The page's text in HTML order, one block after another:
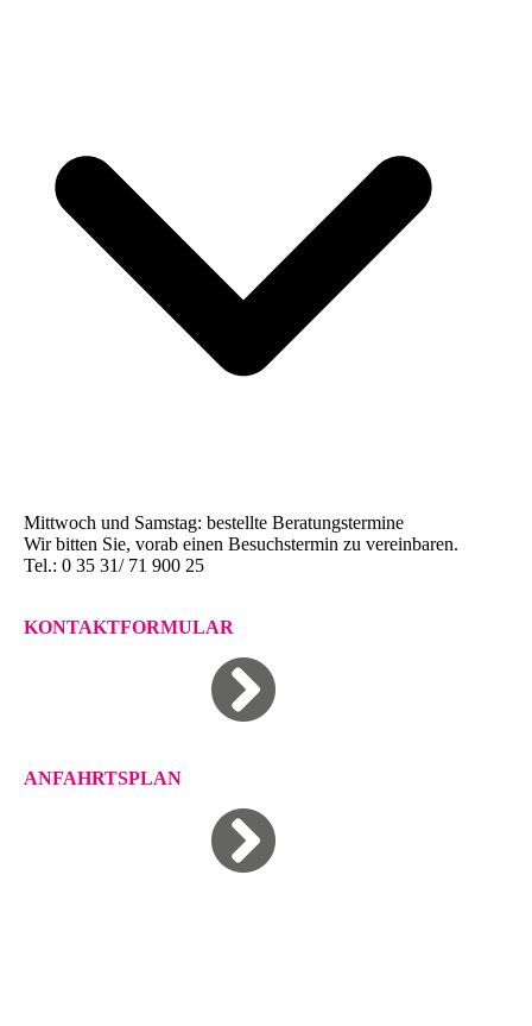
Mittwoch und Samstag: bestellte Beratungstermine
Wir bitten Sie, vorab einen Besuchstermin zu vereinbaren.
Tel.: 0 35 31/ 71 900 25
KONTAKTFORMULAR
ANFAHRTSPLAN